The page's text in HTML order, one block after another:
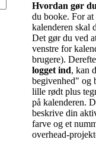
Hvordan gør
du booke. For
kalenderen skal
Det gør du ved
venstre for
brugere).
logget ind, kan
begivenhed" og
lille rødt plus
på kalenderen.
beskrive din
farve og et
overhead-